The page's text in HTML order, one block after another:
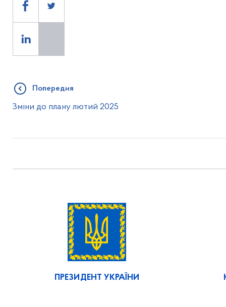
Попередня
Зміни до плану лютий 2025
ПРЕЗИДЕНТ УКРАЇНИ